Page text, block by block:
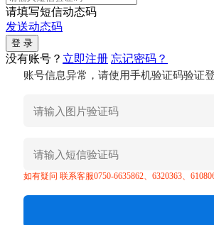
请填写短信动态码
发送动态码
没有账号？ 立即注册 忘记密码？
账号信息异常，请使用手机验证码验证
如有疑问 联系客服0750-6635862、6320363、